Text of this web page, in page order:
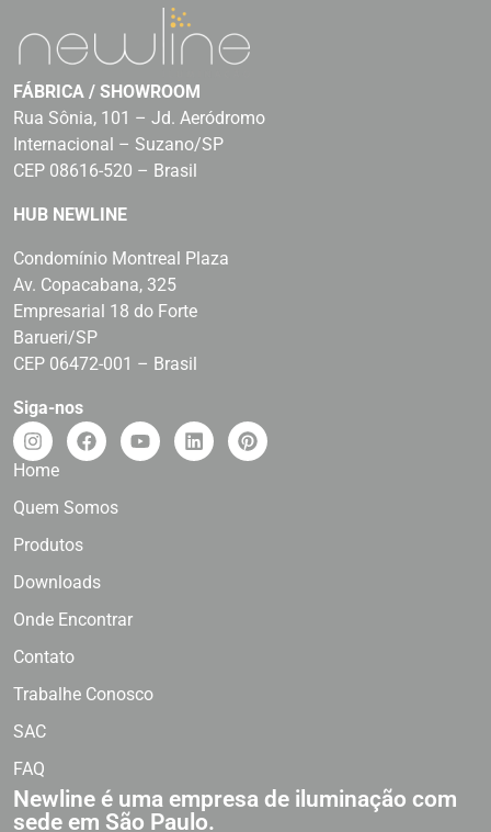
FÁBRICA / SHOWROOM
Rua Sônia, 101 – Jd. Aeródromo
Internacional – Suzano/SP
CEP 08616-520 – Brasil
HUB NEWLINE
Condomínio Montreal Plaza
Av. Copacabana, 325
Empresarial 18 do Forte
Barueri/SP
CEP 06472-001 – Brasil
Siga-nos
Home
Quem Somos
Produtos
Downloads
Onde Encontrar
Contato
Trabalhe Conosco
SAC
FAQ
Newline é uma empresa de iluminação com
sede em São Paulo.